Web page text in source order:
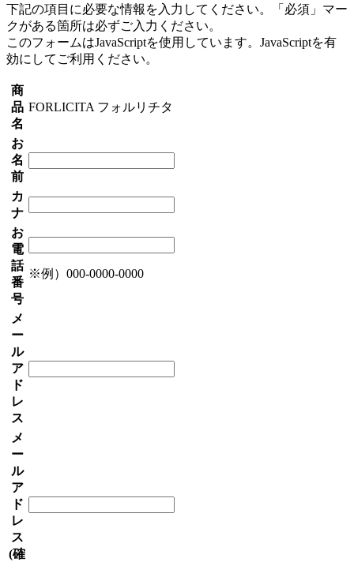
下記の項目に必要な情報を入力してください。「必須」マー
クがある箇所は必ずご入力ください。
このフォームはJavaScriptを使用しています。JavaScriptを有
効にしてご利用ください。
商
品
名
FORLICITA フォルリチタ
お
名
前
カ
ナ
お
電
話
番
号
※例）000-0000-0000
メ
ー
ル
ア
ド
レ
ス
メ
ー
ル
ア
ド
レ
ス
(確